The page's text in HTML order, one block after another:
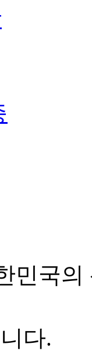
민국
다.